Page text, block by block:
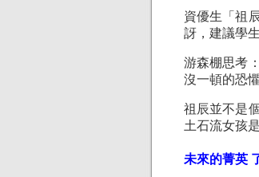
資優生「祖
訝，建議學
游森棚思考
沒一頓的恐
祖辰並不是
土石流女孩
未來的菁英